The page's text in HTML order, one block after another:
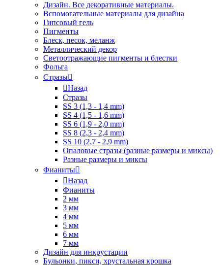
Дизайн. Все декоративные материалы.
Вспомогательные материалы для дизайна
Гипсовый гель
Пигменты
Блеск, песок, меланж
Металлический декор
Светоотражающие пигменты и блестки
Фольга
Стразы
Назад
Стразы
SS 3 (1,3 - 1,4 mm)
SS 4 (1,5 - 1,6 mm)
SS 6 (1,9 - 2,0 mm)
SS 8 (2,3 - 2,4 mm)
SS 10 (2,7 - 2,9 mm)
Опаловые стразы (разные размеры и миксы)
Разные размеры и миксы
Фианиты
Назад
Фианиты
2 мм
3 мм
4 мм
5 мм
6 мм
7 мм
Дизайн для инкрустации
Бульонки, пикси, хрустальная крошка